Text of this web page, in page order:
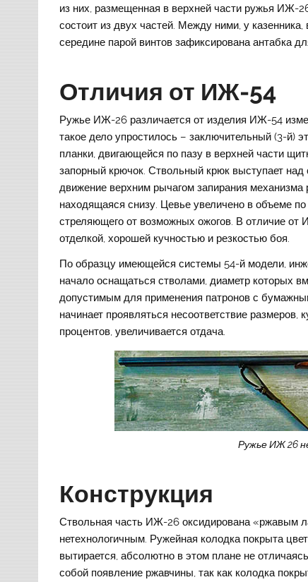
из них, размещенная в верхней части ружья ИЖ-
состоит из двух частей. Между ними, у
середине парой винтов зафиксирована антабка
Отличия от ИЖ-54
Ружье ИЖ-26 различается от изделия ИЖ-54
такое дело упростилось – заключительный (3-й)
планки, двигающейся по пазу в верхней части
запорный крючок. Ствольный крюк выступает над
движение верхним рычагом запирания механизма
находящаяся снизу. Цевье увеличено в объеме
стреляющего от возможных ожогов. В отличие
отделкой, хорошей кучностью и резкостью боя.
По образцу имеющейся системы 54-й модели,
начало оснащаться стволами, диаметр которых
допустимым для применения патронов с
начинает проявляться несоответствие
процентов, увеличивается отдача.
Ружье ИЖ 26
Конструкция
Ствольная часть ИЖ-26 оксидирована «ржавым
нетехнологичным. Ружейная колодка покрыта
вытирается, абсолютно в этом плане не
собой появление ржавчины, так как колодка